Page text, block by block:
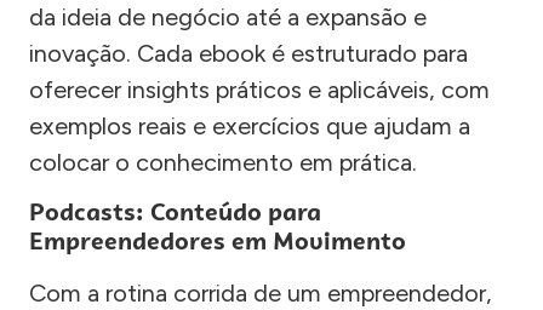
da ideia de negócio até a expansão e
inovação. Cada ebook é estruturado para
oferecer insights práticos e aplicáveis, com
exemplos reais e exercícios que ajudam a
colocar o conhecimento em prática.
Podcasts: Conteúdo para
Empreendedores em Movimento
Com a rotina corrida de um empreendedor,